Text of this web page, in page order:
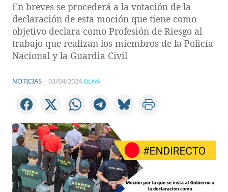
En breves se procederá a la votación de la
declaración de esta moción que tiene como
objetivo declara como Profesión de Riesgo al
trabajo que realizan los miembros de la Policía
Nacional y la Guardia Civil
NOTICIAS | 03/04/2024 OLAYA